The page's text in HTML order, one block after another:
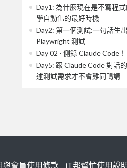
Day1: 為什麼現在是不寫程
學自動化的最好時機
Day2: 第一個測試:一句話生
Playwright 測試
Day 02 - 側錄 Claude Code！
Day5: 跟 Claude Code 對話
述測試需求才不會雞同鴨講
與會員使用條款 iT邦幫忙使用說